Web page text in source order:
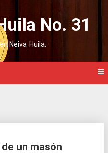
No. 31
Neiva, Huila.
un masón